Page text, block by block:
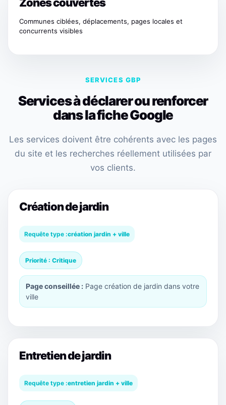
Communes ciblées, déplacements, pages locales et
concurrents visibles
SERVICES GBP
Services à déclarer ou renforcer
dans la fiche Google
Les services doivent être cohérents avec les pages
du site et les recherches réellement utilisées par
vos clients.
Création de jardin
Requête type :création jardin + ville
Priorité : Critique
Page conseillée : Page création de jardin dans votre
ville
Entretien de jardin
Requête type :entretien jardin + ville